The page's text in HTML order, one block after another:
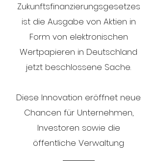
Zukunftsfinanzierungsgesetzes
ist die Ausgabe von Aktien in
Form von elektronischen
Wertpapieren in Deutschland
jetzt beschlossene Sache.
Diese Innovation eröffnet neue
Chancen für Unternehmen,
Investoren sowie die
öffentliche Verwaltung